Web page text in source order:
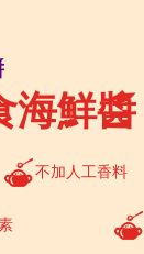
海鮮醬
不加人工香料